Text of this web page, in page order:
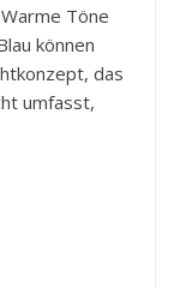
Töne
können
das
umfasst,